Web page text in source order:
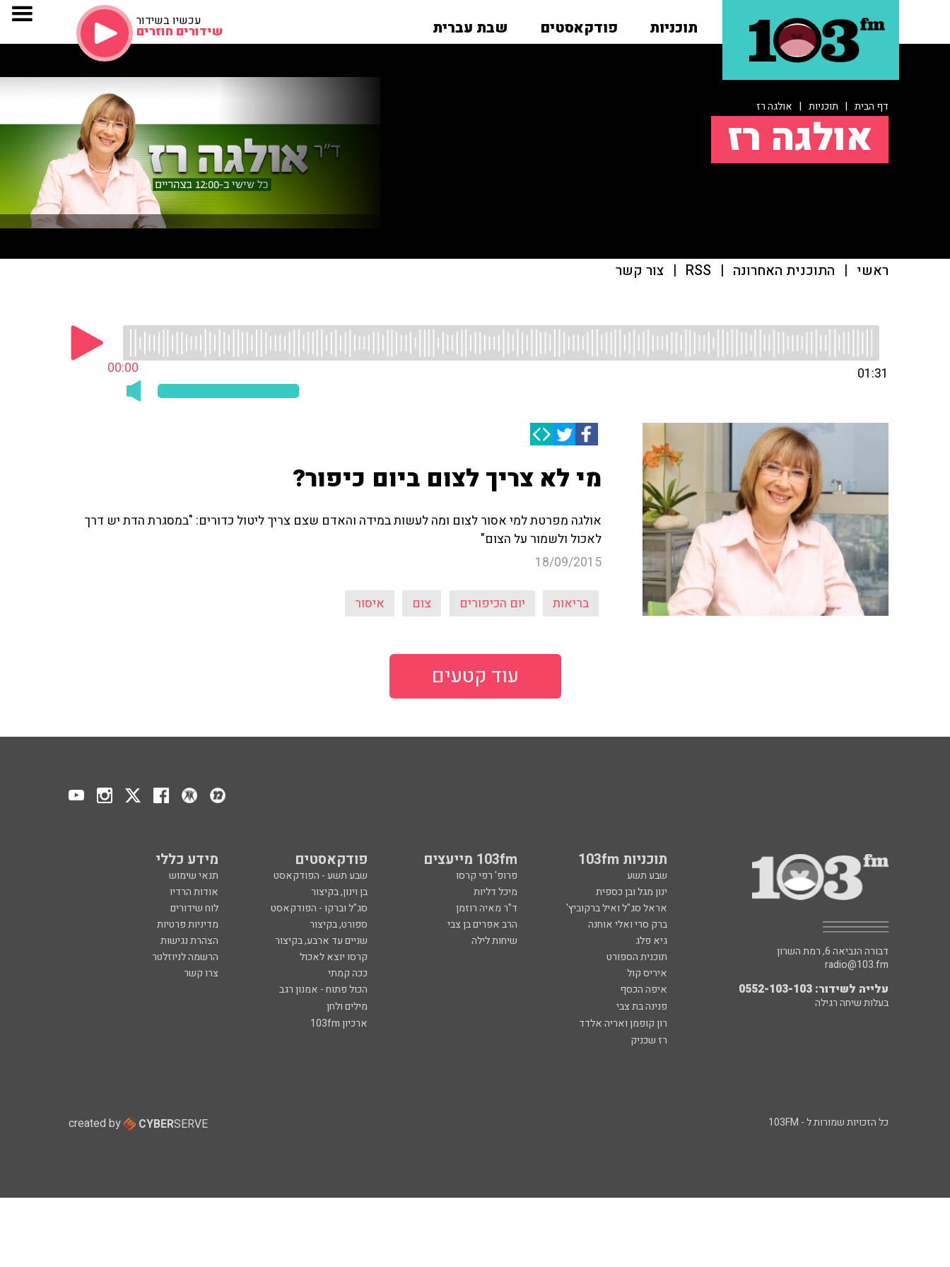
תוכניות פודקאסטים שבת עברית עכשיו בשידור
שידורים חוזרים
דף הבית | תוכניות | אולגה רז
אולגה רז
ראשי | התוכנית האחרונה |
RSS
| צור קשר
00:00 01:31
מי לא צריך לצום ביום כיפור?
אולגה מפרטת למי אסור לצום ומה לעשות במידה והאדם שצם צריך ליטול כדורים: "במסגרת הדת יש דרך
לאכול ולשמור על הצום"
18/09/2015
בריאות יום הכיפורים צום איסור
עוד קטעים
תוכניות 103fm 103fm מייעצים פודקאסטים מידע כללי
שבע תשע פרופ' רפי קרסו שבע תשע - הפודקאסט
תנאי שימוש
ינון מגל ובן כספית
מיכל דליות בן וינון, בקיצור
אודות הרדיו
אראל סג"ל ואיל ברקוביץ'
ד"ר מאיה רוזמן סג"ל וברקו - הפודקאסט
לוח שידורים
ברק סרי ואלי אוחנה
הרב אפרים בן צבי ספורט, בקיצור
מדיניות פרטיות
גיא פלג
שיחות לילה שניים עד ארבע, בקיצור
הצהרת נגישות
תוכנית הספורט
קרסו יוצא לאכול
הרשמה לניוזלטר
איריס קול
ככה קמתי
צרו קשר
איפה הכסף
הכול פתוח - אמנון רגב
פנינה בת צבי
מילים ולחן
רון קופמן ואריה אלדד
ארכיון 103fm
רז שכניק
דבורה הנביאה 6, רמת השרון
radio@103.fm
עלייה לשידור: 0552-103-103
בעלות שיחה רגילה
כל הזכויות שמורות ל - 103FM created by CYBERSERVE